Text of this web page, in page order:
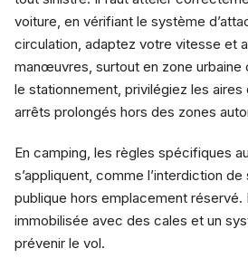
voiture, en vérifiant le système
circulation, adaptez votre vitesse et
manœuvres, surtout en zone urbaine
le stationnement, privilégiez les
arrêts prolongés hors des zones
En camping, les règles spécifiques
s’appliquent, comme l’interdiction
publique hors emplacement réservé.
immobilisée avec des cales et un
prévenir le vol.